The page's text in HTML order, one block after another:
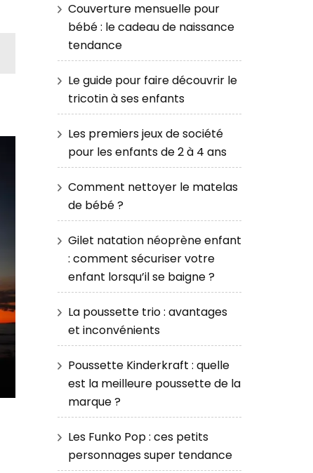
Couverture mensuelle pour
bébé : le cadeau de naissance
tendance
Le guide pour faire découvrir le
tricotin à ses enfants
Les premiers jeux de société
pour les enfants de 2 à 4 ans
Comment nettoyer le matelas
de bébé ?
Gilet natation néoprène enfant
: comment sécuriser votre
enfant lorsqu’il se baigne ?
La poussette trio : avantages
et inconvénients
Poussette Kinderkraft : quelle
est la meilleure poussette de la
marque ?
Les Funko Pop : ces petits
personnages super tendance